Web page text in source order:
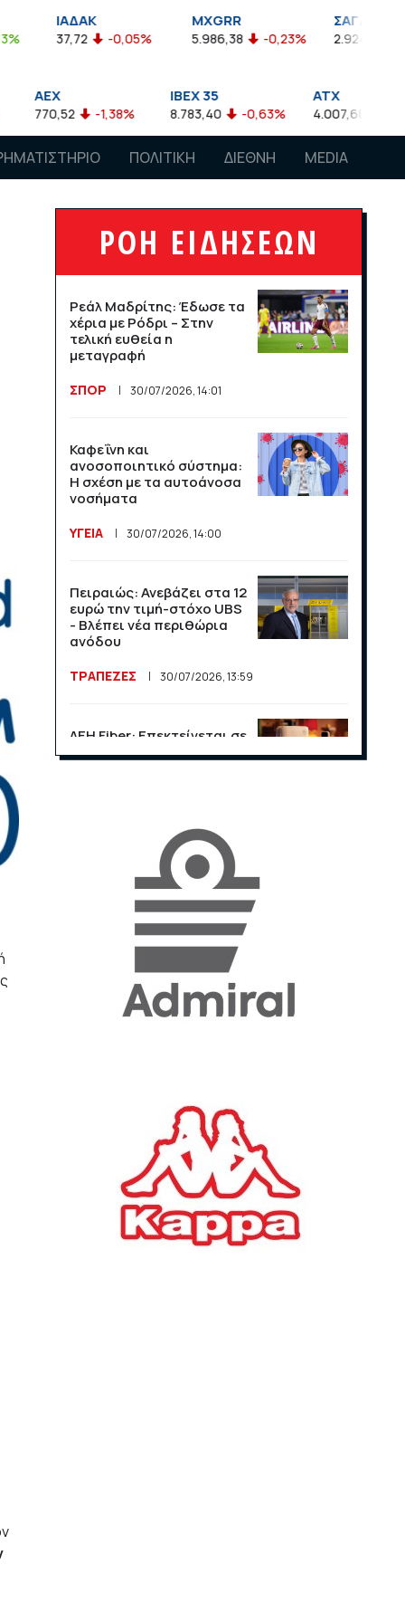
-0,05% 5.986,38 -0,23% 2.924,61 -0,03%
-1,38% 8.783,40 -0,63% 4.007,68 -0,57%
ΠΟΛΙΤΙΚΗ ΔΙΕΘΝΗ MEDIA
ΡΟΗ ΕΙΔΗΣΕΩΝ
Ρεάλ Μαδρίτης: Έδωσε τα
χέρια με Ρόδρι – Στην
τελική ευθεία η
μεταγραφή
ΣΠΟΡ 30/07/2026, 14:01
Καφεΐνη και
ανοσοποιητικό σύστημα:
Η σχέση με τα αυτοάνοσα
νοσήματα
ΥΓΕΙΑ 30/07/2026, 14:00
Πειραιώς: Ανεβάζει στα 12
ευρώ την τιμή-στόχο UBS
- Βλέπει νέα περιθώρια
ανόδου
ΤΡΑΠΕΖΕΣ 30/07/2026, 13:59
ΔΕΗ Fiber: Επεκτείνεται σε
15 νέες περιοχές σε Αττική
«Η ακρίβεια «γονατίζει»
την κοινωνία - Νέα μεγάλη
έρευνα της Pulse για το
ΟΙΚΟΝΟΜΙΑ 23/07/2026, 12:50
Aktor: Δεν θα γίνουν
δεκτές προσφορές κάτω
Κ. Πιερρακάκης: Νέα
εποχή για το Ολυμπιακό
Κωπηλατοδρόμιο - Η
δημόσια περιουσία είναι
περιουσία όλων των